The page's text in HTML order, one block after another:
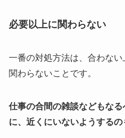
必要以上に関わらない
一番の対処方法は、合わな
関わらないことです。
仕事の合間の雑談などもなる
に、近くにいないようするの